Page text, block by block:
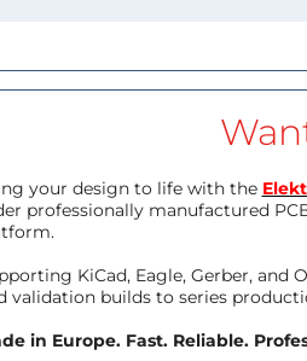
your design to life with the
professionally manufactured
KiCad, Eagle, Gerber,
validation builds to series
in Europe. Fast. Reliable.